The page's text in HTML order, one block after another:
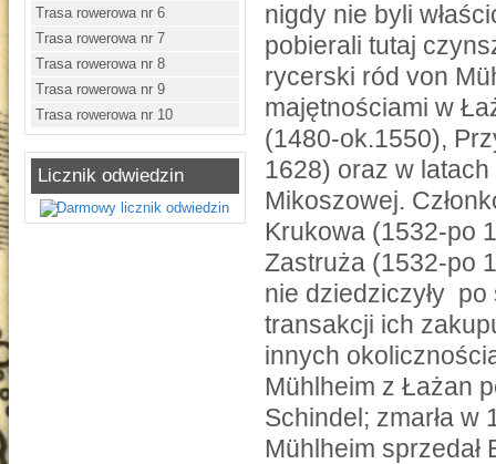
Trasa rowerowa nr 6
Trasa rowerowa nr 7
Trasa rowerowa nr 8
Trasa rowerowa nr 9
Trasa rowerowa nr 10
Licznik odwiedzin
nigdy nie byli
pobierali tutaj
rycerski ród von
majętnościami w
(1480-ok.1550),
1628) oraz w latach
Mikoszowej.
Krukowa (1532-po
Zastruża (1532-po
nie dziedziczyły
transakcji ich
innych
Mühlheim z Łażan
Schindel; zmarła
Mühlheim